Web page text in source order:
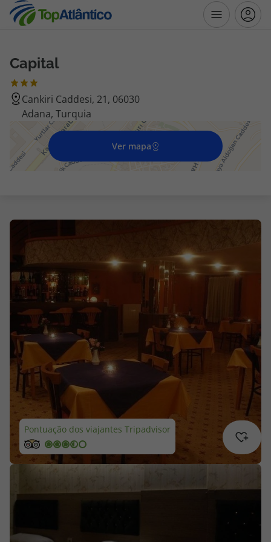
Destinos
Voos
Hotéis
Voos + Hotel
Escapadinhas
Cruzeiros
Promoções
Especialistas
Cheque Viagem
Rede de Lojas
Blog TopViagens
Capital
Cankiri Caddesi, 21, 06030
Adana, Turquia
Ver mapa
Pontuação dos viajantes Tripadvisor